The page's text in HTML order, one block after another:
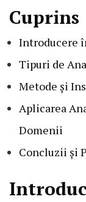
Cuprins
Introducere
Tipuri de
Metode și
Aplicarea
Domenii
Concluzii și